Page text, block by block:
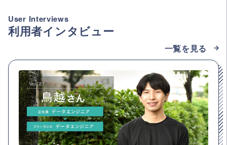
User Interviews
利用者インタビュー
一覧を見る